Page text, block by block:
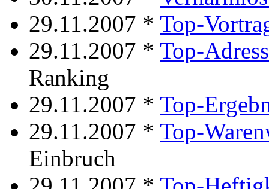
29.11.2007 * Top-
29.11.2007 * Top-
Ranking
29.11.2007 * Top-
29.11.2007 * Top-
Einbruch